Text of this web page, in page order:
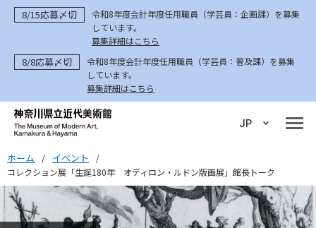
8/15応募〆切
令和8年度会計年度任用職員（学芸員：企画課）を募集
しています。
募集詳細はこちら
8/8応募〆切
令和8年度会計年度任用職員（学芸員：普及課）を募集
しています。
募集詳細はこちら
JP
ホーム / イベント
/
コレクション展「生誕180年 オディロン・ルドン版画展」館長トーク